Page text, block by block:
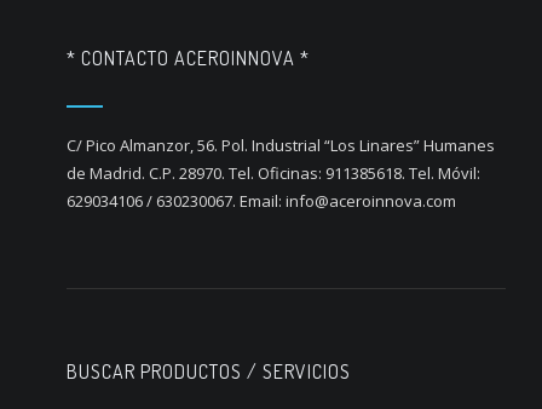
* CONTACTO ACEROINNOVA *
C/ Pico Almanzor, 56. Pol. Industrial “Los Linares” Humanes
de Madrid. C.P. 28970. Tel. Oficinas: 911385618. Tel. Móvil:
629034106 / 630230067. Email: info@aceroinnova.com
BUSCAR PRODUCTOS / SERVICIOS